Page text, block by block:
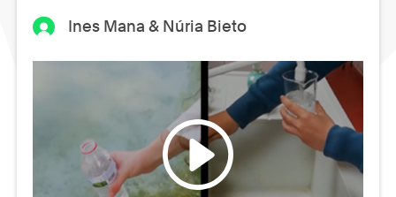
Ines Mana & Núria Bieto